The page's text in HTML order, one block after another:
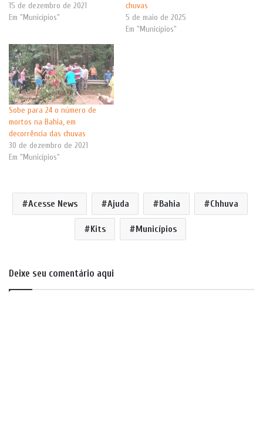
15 de dezembro de 2021
Em "Municípios"
chuvas
5 de maio de 2025
Em "Municípios"
Sobe para 24 o número de
mortos na Bahia, em
decorrência das chuvas
30 de dezembro de 2021
Em "Municípios"
Acesse News Ajuda Bahia Chhuva
Kits Municípios
Deixe seu comentário aqui